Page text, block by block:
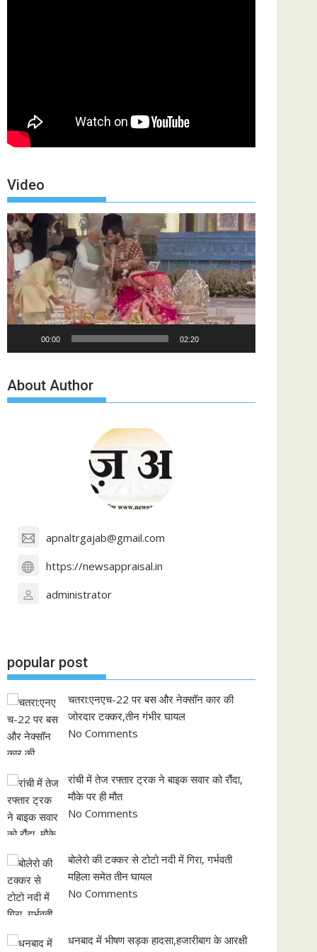
Video
Video
Player
00:00 02:20
About Author
apnaltrgajab@gmail.com
https://newsappraisal.in
administrator
popular post
चतरा:एनएच-22 पर बस और नेक्सॉन कार की
जोरदार टक्कर,तीन गंभीर घायल
No Comments
रांची में तेज रफ्तार ट्रक ने बाइक सवार को रौंदा,
मौके पर ही मौत
No Comments
बोलेरो की टक्कर से टोटो नदी में गिरा, गर्भवती
महिला समेत तीन घायल
No Comments
धनबाद में भीषण सड़क हादसा,हजारीबाग के आरक्षी